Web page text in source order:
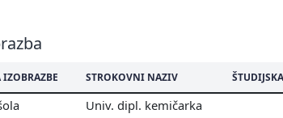
IZOBRAZBE STROKOVNI NAZIV
Univ. dipl. kemičarka